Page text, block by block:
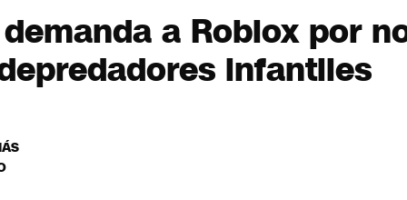
a Roblox por
infantiles